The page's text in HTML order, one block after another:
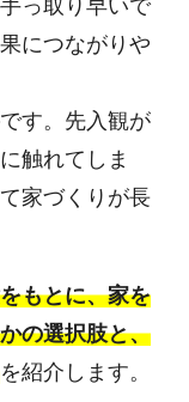
っ取り早いで
につながりや
です。先入観が
触れてしま
家づくりが長
もとに、家を
の選択肢と、
を紹介します。